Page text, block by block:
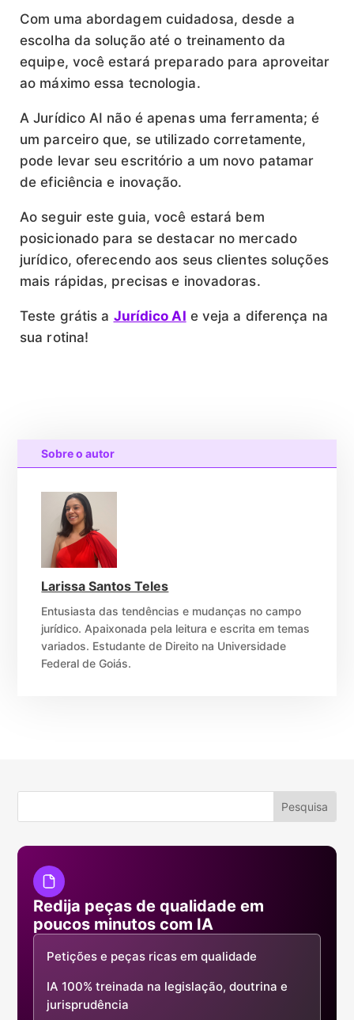
Com uma abordagem cuidadosa, desde a
escolha da solução até o treinamento da
equipe, você estará preparado para aproveitar
ao máximo essa tecnologia.
A Jurídico AI não é apenas uma ferramenta; é
um parceiro que, se utilizado corretamente,
pode levar seu escritório a um novo patamar
de eficiência e inovação.
Ao seguir este guia, você estará bem
posicionado para se destacar no mercado
jurídico, oferecendo aos seus clientes soluções
mais rápidas, precisas e inovadoras.
Teste grátis a Jurídico AI e veja a diferença na
sua rotina!
Sobre o autor
Larissa Santos Teles
Entusiasta das tendências e mudanças no campo
jurídico. Apaixonada pela leitura e escrita em temas
variados. Estudante de Direito na Universidade
Federal de Goiás.
Redija peças de qualidade em
poucos minutos com IA
Petições e peças ricas em qualidade
IA 100% treinada na legislação, doutrina e
jurisprudência